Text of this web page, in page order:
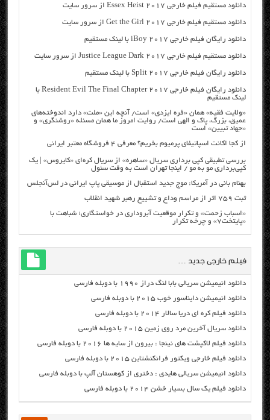
دانلود مستقیم فیلم خارجی Essex Heist 2017 از سرور سایت
دانلود مستقیم فیلم خارجی Get the Girl 2017 از سرور سایت
دانلود رایگان فیلم خارجی iBoy 2017 با لینک مستقیم
دانلود مستقیم فیلم خارجی Justice League Dark 2017 از سرور سایت
دانلود رایگان فیلم خارجی Split 2017 با لینک مستقیم
دانلود رایگان فیلم خارجی Resident Evil The Final Chapter 2017 با
لینک مستقیم
«ولایت فقیه» همان «فره ایزدی» است/ آنچه این «ملت» دارد اندوخته‌های
عمیق، بزرگ، پاک و الهی است/ روایت امروز ما همان مسئله «روشنگری» و
«جهاد تبیین» است
از کجا اکانت اسپاتیفای پرمیوم بخریم؟ معرفی ۴ فروشگاه معتبر ایرانی
بررسی تطبیقی کپی برداری سریال «ساهره» از سریال کره‌ای «کایروس» | یک
کپی‌برداری مو به مو / اینجا تهران است به وقت سئول
بهنام بانی در آمریکا: موج جدید استقبال از موسیقی پاپ ایرانی در لس‌آنجلس
ثبت ۷۵۹ اثر از مراسم وداع و تشییع رهبر شهید انقلاب
«اسباب زحمت» و تکرار موقعیت آبروداری در خواستگاری؛ شباهت با
«پایتخت۷» و چرخه تکرار
فیلم خارجی جدید …
دانلود انیمیشن سریالی بابا لنگ دراز ۱۹۹۰ با دوبله فارسی
دانلود انیمیشن دایناسور خوب ۲۰۱۵ با دوبله فارسی
دانلود فیلم کره ای دریا سالار ۲۰۱۴ با دوبله فارسی
دانلود سریال آخرین مرد روی زمین ۲۰۱۵ با دوبله فارسی
دانلود فیلم لاکپشت های نینجا : بیرون از سایه ها ۲۰۱۶ با دوبله فارسی
دانلود فیلم خارجی ویکتور فرانکنشتاین ۲۰۱۵ با دوبله فارسی
دانلود انیمیشن سریالی هایدی : دختری از کوهستان آلپ با دوبله فارسی
دانلود فیلم یک سال بسیار خشن ۲۰۱۴ با دوبله فارسی